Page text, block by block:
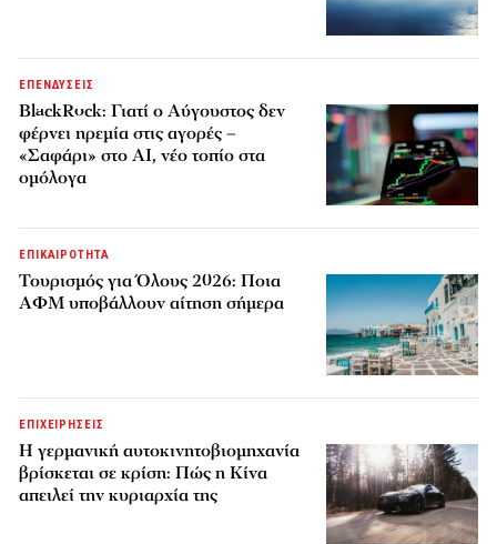
ΕΠΕΝΔΥΣΕΙΣ
BlackRock: Γιατί ο Αύγουστος δεν
φέρνει ηρεμία στις αγορές –
«Σαφάρι» στο AI, νέο τοπίο στα
ομόλογα
ΕΠΙΚΑΙΡΟΤΗΤΑ
Τουρισμός για Όλους 2026: Ποια
ΑΦΜ υποβάλλουν αίτηση σήμερα
ΕΠΙΧΕΙΡΗΣΕΙΣ
Η γερμανική αυτοκινητοβιομηχανία
βρίσκεται σε κρίση: Πώς η Κίνα
απειλεί την κυριαρχία της